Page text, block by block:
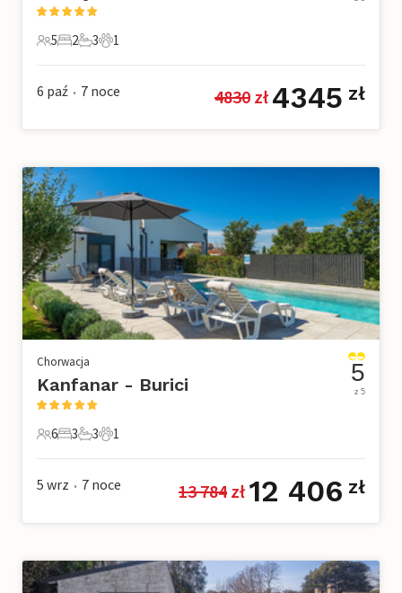
5 Goście
5
2 Sypialnie
2
3 Łazienki
3
1 Zwierzę domowe
1
6 paź • 7 noce 4830 zł 4345 zł
Chorwacja
Kanfanar - Burici
6 Goście
6
3 Sypialnie
3
3 Łazienki
3
1 Zwierzę domowe
1
5
z 5
5 wrz • 7 noce 13 784 zł 12 406 zł